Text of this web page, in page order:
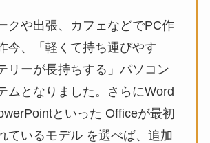
クや出張、カフェなどでPC作
今、「軽くて持ち運びやす
リーが長持ちする」パソコン
ムとなりました。さらにWord
といった Officeが最初
ているモデル を選べば、追加